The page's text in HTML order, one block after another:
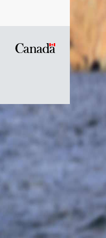
Symbole
Canada